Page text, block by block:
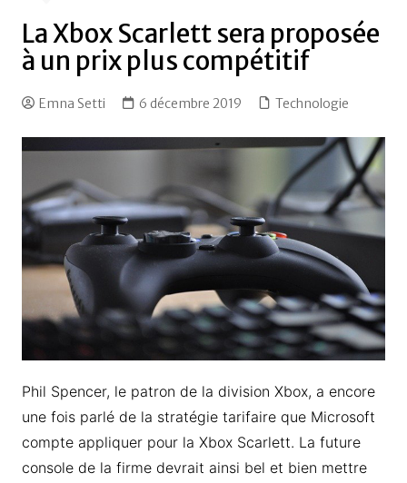
La Xbox Scarlett sera proposée
à un prix plus compétitif
Emna Setti 6 décembre 2019 Technologie
Phil Spencer, le patron de la division Xbox, a encore
une fois parlé de la stratégie tarifaire que Microsoft
compte appliquer pour la Xbox Scarlett. La future
console de la firme devrait ainsi bel et bien mettre